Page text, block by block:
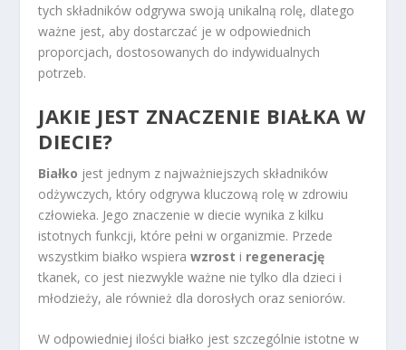
tych składników odgrywa swoją unikalną rolę, dlatego
ważne jest, aby dostarczać je w odpowiednich
proporcjach, dostosowanych do indywidualnych
potrzeb.
JAKIE JEST ZNACZENIE BIAŁKA W
DIECIE?
Białko jest jednym z najważniejszych składników
odżywczych, który odgrywa kluczową rolę w zdrowiu
człowieka. Jego znaczenie w diecie wynika z kilku
istotnych funkcji, które pełni w organizmie. Przede
wszystkim białko wspierawzrost i regenerację
tkanek, co jest niezwykle ważne nie tylko dla dzieci i
młodzieży, ale również dla dorosłych oraz seniorów.
W odpowiedniej ilości białko jest szczególnie istotne w